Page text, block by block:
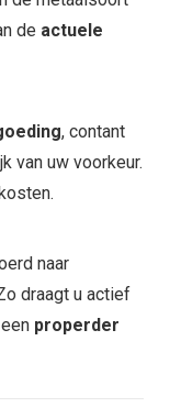
de actuele
, contant
van uw voorkeur.
naar
draagt u actief
properder